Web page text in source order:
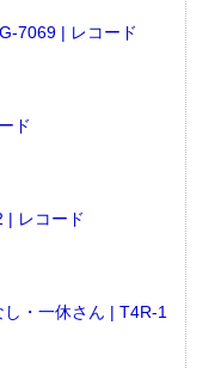
7069 | レコード
ド
| レコード
・一休さん | T4R-1